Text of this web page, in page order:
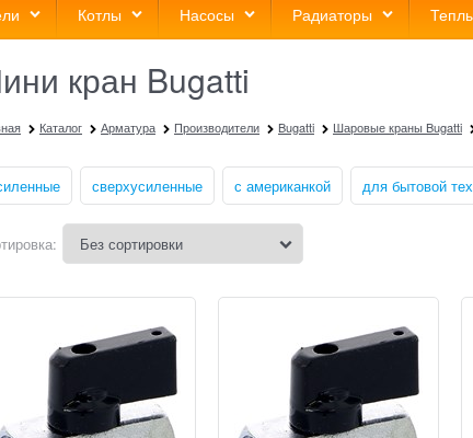
Котлы Насосы Радиаторы
кран Bugatti
Каталог Арматура Производители Bugatti Шаровые краны Bugatti
сверхусиленные с американкой для бытовой